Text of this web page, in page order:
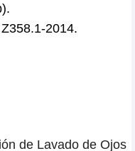
2014.
de Lavado de Ojos